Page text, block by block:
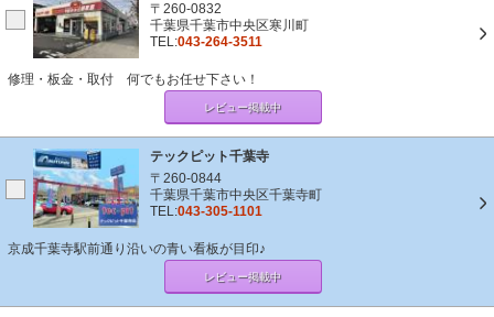
〒260-0832
千葉県千葉市中央区寒川町
TEL:043-264-3511
修理・板金・取付 何でもお任せ下さい！
レビュー掲載中
テックピット千葉寺
〒260-0844
千葉県千葉市中央区千葉寺町
TEL:043-305-1101
京成千葉寺駅前通り沿いの青い看板が目印♪
レビュー掲載中